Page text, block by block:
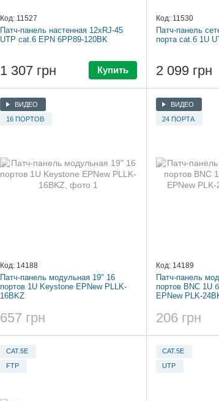
Код: 11527
Патч-панель настенная 12xRJ-45
UTP cat.6 EPN 6PP89-120BK
1 307 грн Купить
Код: 11530
Патч-панель
порта cat.6 1U
2 099 грн
ВИДЕО
16 ПОРТОВ
Код: 14188
Патч-панель модульная 19" 16
портов 1U Keystone EPNew PLLK-
16BKZ
657 грн
ВИДЕО
24 ПОРТА
Код: 14189
Патч-панель
портов BNC 1U
EPNew PLK-
206 грн
CAT.5E
FTP
CAT.5E
UTP